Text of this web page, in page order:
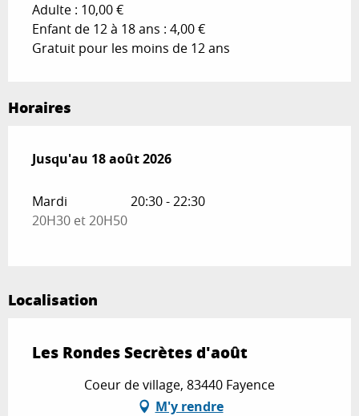
Adulte : 10,00 €
Enfant de 12 à 18 ans : 4,00 €
Gratuit pour les moins de 12 ans
Horaires
Du4 août 2026au18 août 2026
Jusqu'au 18 août 2026
Mardi
20:30 - 22:30
20H30 et 20H50
Localisation
Les Rondes Secrètes d'août
Coeur de village, 83440 Fayence
M'y rendre